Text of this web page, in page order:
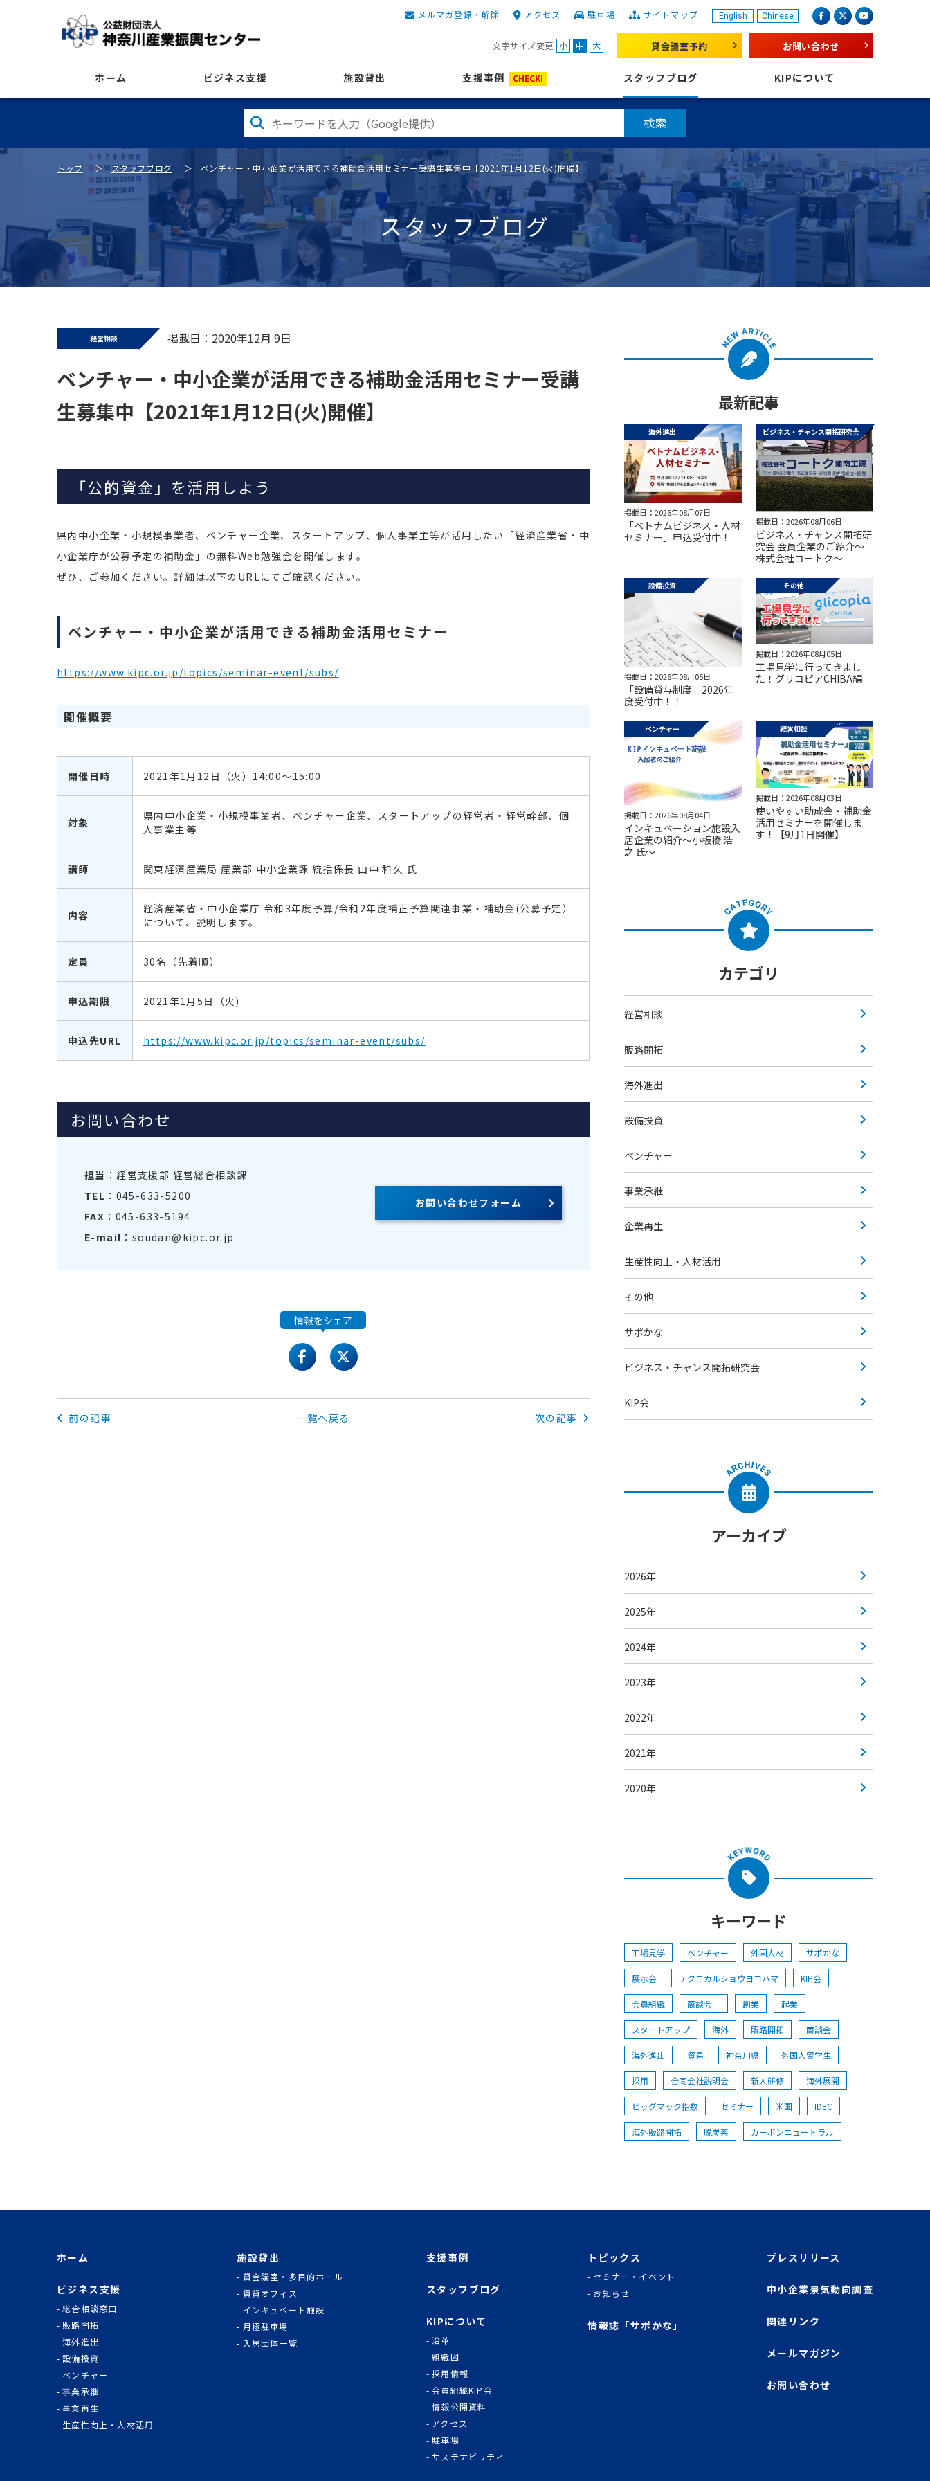
KIP | 公益財団法人 神奈川産業振興センター English Chinese facebookX（旧 twitter）
youtube
メルマガ登録・解除 アクセス 駐車場 サイトマップ
文字サイズ変更 小 中 大 貸会議室予約 お問い合わせ
ホーム ビジネス支援 施設貸出 支援事例 CHECK! スタッフブログ KIPについて
検索
トップ スタッフブログ ベンチャー・中小企業が活用できる補助金活用セミナー受講生募集中【2021年1月12日(火)開催】
スタッフブログ
経営相談 掲載日：2020年12月 9日
ベンチャー・中小企業が活用できる補助金活用セミナー受講
生募集中【2021年1月12日(火)開催】
「公的資金」を活用しよう
県内中小企業・小規模事業者、ベンチャー企業、スタートアップ、個人事業主等が活用したい「経済産業省・中
小企業庁が公募予定の補助金」の無料Web勉強会を開催します。
ぜひ、ご参加ください。詳細は以下のURLにてご確認ください。
ベンチャー・中小企業が活用できる補助金活用セミナー
https://www.kipc.or.jp/topics/seminar-event/subs/
開催概要
開催日時 2021年1月12日（火）14:00～15:00
対象
県内中小企業・小規模事業者、ベンチャー企業、スタートアップの経営者・経営幹部、個
人事業主等
講師 関東経済産業局 産業部 中小企業課 統括係長 山中 和久 氏
内容
経済産業省・中小企業庁 令和3年度予算/令和2年度補正予算関連事業・補助金(公募予定）
について、説明します。
定員 30名（先着順）
申込期限 2021年1月5日（火)
申込先URL https://www.kipc.or.jp/topics/seminar-event/subs/
お問い合わせ
担当 ：経営支援部 経営総合相談課
TEL ：045-633-5200
FAX ：045-633-5194
E-mail ：soudan@kipc.or.jp
お問い合わせフォーム
情報をシェア
facebooktwitter
前の記事 一覧へ戻る 次の記事
最新記事
海外進出
掲載日：2026年08月07日
「ベトナムビジネス・人材
セミナー」申込受付中！
ビジネス・チャンス開拓研究会
掲載日：2026年08月06日
ビジネス・チャンス開拓研
究会 会員企業のご紹介～
株式会社コートク～
設備投資
掲載日：2026年08月05日
「設備貸与制度」2026年
度受付中！！
その他
掲載日：2026年08月05日
工場見学に行ってきまし
た！グリコピアCHIBA編
ベンチャー
掲載日：2026年08月04日
インキュベーション施設入
居企業の紹介～小板橋 浩
之 氏～
経営相談
掲載日：2026年08月03日
使いやすい助成金・補助金
活用セミナーを開催しま
す！【9月1日開催】
カテゴリ
経営相談
販路開拓
海外進出
設備投資
ベンチャー
事業承継
企業再生
生産性向上・人材活用
その他
サポかな
ビジネス・チャンス開拓研究会
KIP会
アーカイブ
2026年
2025年
2024年
2023年
2022年
2021年
2020年
キーワード
工場見学 ベンチャー 外国人材 サポかな
展示会 テクニカルショウヨコハマ KIP会
会員組織 商談会 創業 起業
スタートアップ 海外 販路開拓 商談会
海外進出 貿易 神奈川県 外国人留学生
採用 合同会社説明会 新人研修 海外展開
ビッグマック指数 セミナー 米国 IDEC
海外販路開拓 脱炭素 カーボンニュートラル
ホーム
ビジネス支援
総合相談窓口
販路開拓
海外進出
設備投資
ベンチャー
事業承継
事業再生
生産性向上・人材活用
施設貸出
貸会議室・多目的ホール
賃貸オフィス
インキュベート施設
月極駐車場
入居団体一覧
支援事例
スタッフブログ
KIPについて
沿革
組織図
採用情報
会員組織KIP会
情報公開資料
アクセス
駐車場
サステナビリティ
トピックス
セミナー・イベント
お知らせ
情報誌「サポかな」
プレスリリース
中小企業景気動向調査
関連リンク
メールマガジン
お問い合わせ